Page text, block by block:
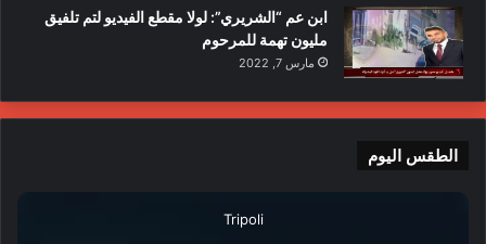
ابن عم “الشريري”: لولا مقطع الفيديو لتم تلفيق
مليون تهمة للمرحوم
مارس 7, 2022
الطقس اليوم
Tripoli